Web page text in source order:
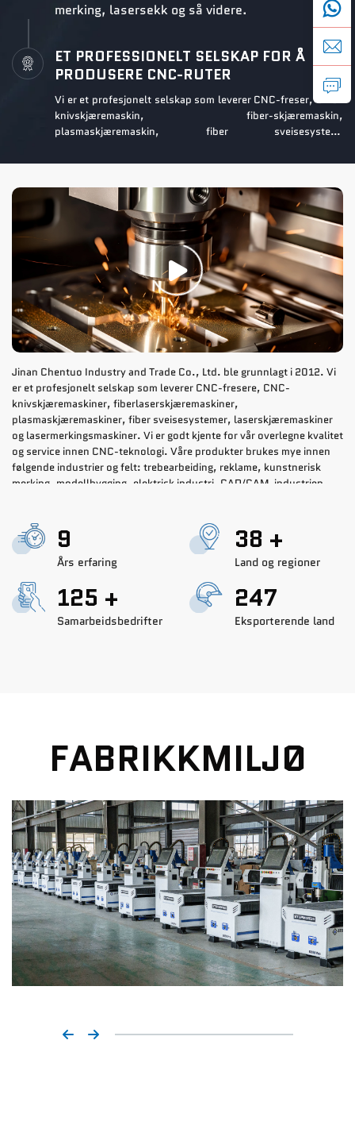
merking, lasersekk og så videre.
ET PROFESSIONELT SELSKAP FOR Å
PRODUSERE CNC-RUTER
Vi er et profesjonelt selskap som leverer CNC-freser, CNC-
knivskjæremaskin, fiber-skjæremaskin,
plasmaskjæremaskin, fiber sveisesystem,
for vår overlegne kvalitet og service innen CNC-teknologi.
Jinan Chentuo Industry and Trade Co., Ltd. ble grunnlagt i 2012. Vi
er et profesjonelt selskap som leverer CNC-fresere, CNC-
knivskjæremaskiner, fiberlaserskjæremaskiner,
plasmaskjæremaskiner, fiber sveisesystemer, laserskjæremaskiner
og lasermerkingsmaskiner. Vi er godt kjente for vår overlegne kvalitet
og service innen CNC-teknologi. Våre produkter brukes mye innen
følgende industrier og felt: trebearbeiding, reklame, kunstnerisk
merking, modellbygging, elektrisk industri, CAD/CAM-industrien,
akrylplater, ABS-dobbelfarget plater, PVC-skumplater, metall
(aluminium, kobber, stålplater) osv. Avdelingen vår for forskning og
utvikling har ingeniører med mange års erfaring. Ved å fokusere på
stand til å foreslå fremragende løsninger for konstruksjon og
tilpasning av maskiner etter brukernes spesielle arbeidskrav. Vår
kvalitetskontrollavdeling følger strenge regler og tester hver enkelt
15
Års erfaring
60 +
Land og regioner
200 +
Samarbeidsbedrifter
395
Eksporterende land
FABRIKKMILJØ